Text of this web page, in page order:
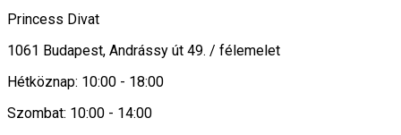
Princess Divat
1061 Budapest, Andrássy út 49. / félemelet
Hétköznap: 10:00 - 18:00
Szombat: 10:00 - 14:00